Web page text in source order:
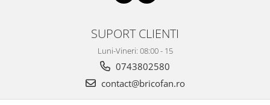
Proiectoare & lampi de lucru
Aparate de spalat cu presiune si
accesorii
SUPORT CLIENTI
Luni-Vineri: 08:00 - 15
0743802580
contact@bricofan.ro